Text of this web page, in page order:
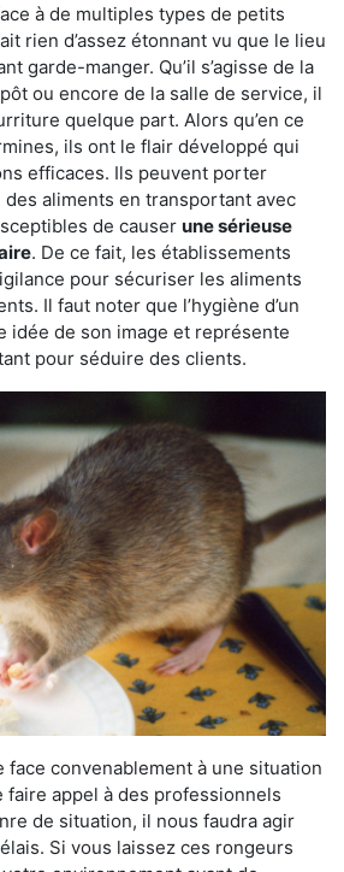
à de multiples types de petits
rien d’assez étonnant vu que le lieu
garde-manger. Qu’il s’agisse de la
ou encore de la salle de service, il
quelque part. Alors qu’en ce
ils ont le flair développé qui
efficaces. Ils peuvent porter
aliments en transportant avec
de causer une sérieuse
. De ce fait, les établissements
pour sécuriser les aliments
Il faut noter que l’hygiène d’un
idée de son image et représente
pour séduire des clients.
face convenablement à une situation
faire appel à des professionnels
de situation, il nous faudra agir
Si vous laissez ces rongeurs